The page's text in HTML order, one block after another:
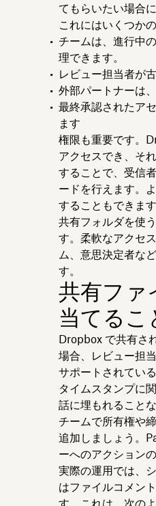
てもらいたい場合
これにはいくつか
チームは、進行中
理できます。
レビュー担当者が
外部パートナーは
最終承認されたア
ます
権限も重要です。
アクセスでき、そ
することで、受信
ードを行えます。
することもできます
共有フォルダを使
す。柔軟なアクセ
ム、意思決定者な
す。
共有ファ
当てるこ
Dropbox で共有さ
場合、レビュー担
サポートされてい
タイムスタンプに
話に埋もれること
チームで所有権や
追加しましょう。
ーへのアクション
実際の運用では、
はファイルコメン